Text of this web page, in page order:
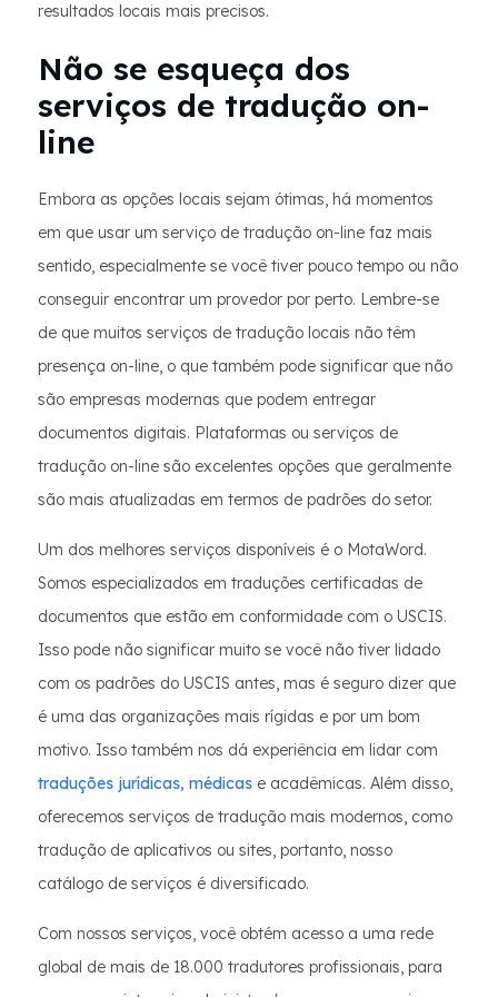
resultados locais mais precisos.
Não se esqueça dos
serviços de tradução on-
line
Embora as opções locais sejam ótimas, há momentos
em que usar um serviço de tradução on-line faz mais
sentido, especialmente se você tiver pouco tempo ou não
conseguir encontrar um provedor por perto. Lembre-se
de que muitos serviços de tradução locais não têm
presença on-line, o que também pode significar que não
são empresas modernas que podem entregar
documentos digitais. Plataformas ou serviços de
tradução on-line são excelentes opções que geralmente
são mais atualizadas em termos de padrões do setor.
Um dos melhores serviços disponíveis é o MotaWord.
Somos especializados em traduções certificadas de
documentos que estão em conformidade com o USCIS.
Isso pode não significar muito se você não tiver lidado
com os padrões do USCIS antes, mas é seguro dizer que
é uma das organizações mais rígidas e por um bom
motivo. Isso também nos dá experiência em lidar com
traduções jurídicas, médicas e acadêmicas. Além disso,
oferecemos serviços de tradução mais modernos, como
tradução de aplicativos ou sites, portanto, nosso
catálogo de serviços é diversificado.
Com nossos serviços, você obtém acesso a uma rede
global de mais de 18.000 tradutores profissionais, para